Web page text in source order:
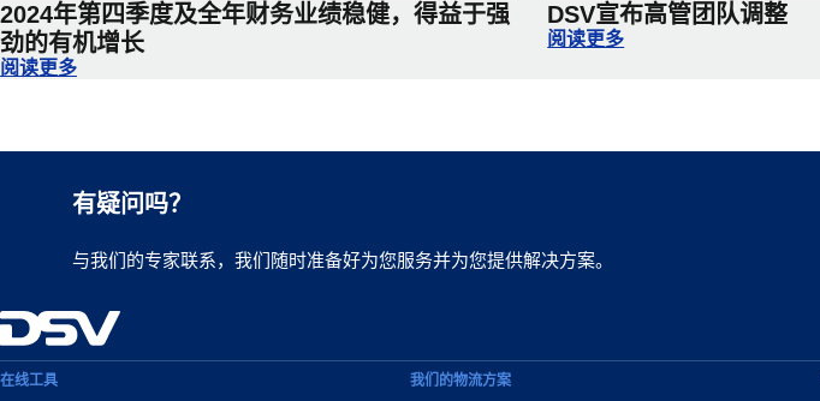
2024年第四季度及全年财务业绩稳健，得益于强
劲的有机增长
2024年第四季度及全年财务业绩稳健，得益于强劲的有机增长
阅读更多
DSV宣布高管团队调整
DSV宣布高管团队调整
阅读更多
有疑问吗？
与我们的专家联系，我们随时准备好为您服务并为您提供解决方案。
在线工具 我们的物流方案